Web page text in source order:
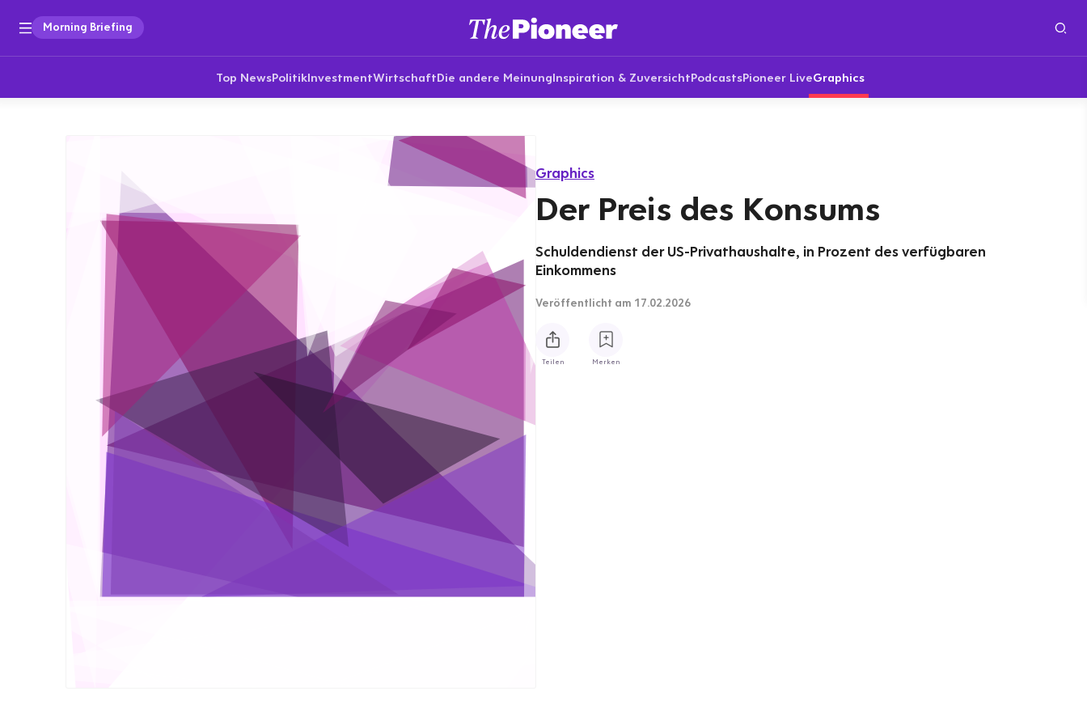
Morning Briefing
Top NewsPolitikInvestmentWirtschaftDie andere MeinungInspiration & ZuversichtPodcastsPioneer LiveGraphics
Graphics
Der Preis des Konsums
Schuldendienst der US-Privathaushalte, in Prozent des verfügbaren
Einkommens
Veröffentlicht am 17.02.2026
Teilen Merken